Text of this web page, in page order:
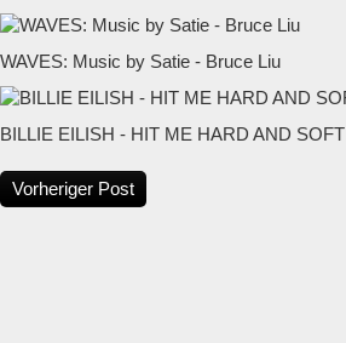
WAVES: Music by Satie - Bruce Liu
BILLIE EILISH - HIT ME HARD AND SOFT
Vorheriger Post